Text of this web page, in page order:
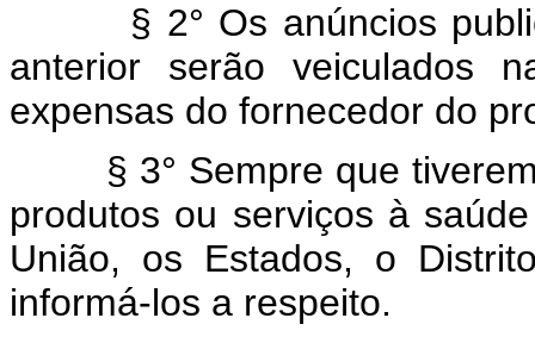
§ 2° Os anúncios
anterior serão veiculados
expensas do fornecedor do
§ 3° Sempre que
produtos ou serviços à
União, os Estados, o
informá-los a respeito.